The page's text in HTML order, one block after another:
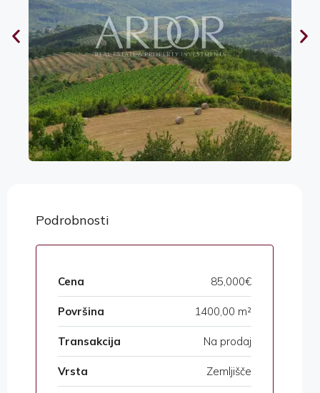
Podrobnosti
Cena 85,000€
Površina 1400,00 m²
Transakcija Na prodaj
Vrsta Zemljišče